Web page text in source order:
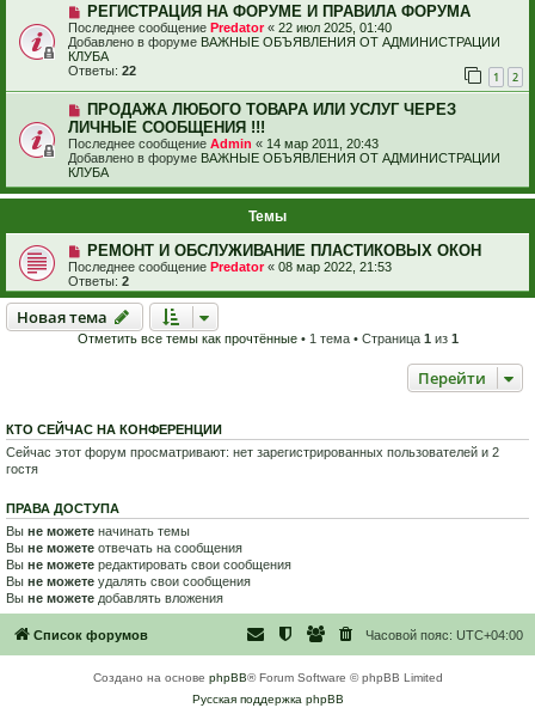
РЕГИСТРАЦИЯ НА ФОРУМЕ И ПРАВИЛА ФОРУМА
Последнее сообщение Predator« 22 июл 2025, 01:40
Добавлено в форуме ВАЖНЫЕ ОБЪЯВЛЕНИЯ ОТ АДМИНИСТРАЦИИ
КЛУБА
Ответы: 22 1 2
ПРОДАЖА ЛЮБОГО ТОВАРА ИЛИ УСЛУГ ЧЕРЕЗ
ЛИЧНЫЕ СООБЩЕНИЯ !!!
Последнее сообщение Admin « 14 мар 2011, 20:43
Добавлено в форуме ВАЖНЫЕ ОБЪЯВЛЕНИЯ ОТ АДМИНИСТРАЦИИ
КЛУБА
Темы
РЕМОНТ И ОБСЛУЖИВАНИЕ ПЛАСТИКОВЫХ ОКОН
Последнее сообщение Predator« 08 мар 2022, 21:53
Ответы: 2
Новая тема
Новаятема
Отметить все темы как прочтённые• 1 тема • Страница 1 из 1
Перейти
КТО СЕЙЧАС НА КОНФЕРЕНЦИИ
Сейчас этот форум просматривают: нет зарегистрированных пользователей и 2
гостя
ПРАВА ДОСТУПА
Вы не можете начинать темы
Вы не можете отвечать на сообщения
Вы не можете редактировать свои сообщения
Вы не можете удалять свои сообщения
Вы не можете добавлять вложения
Список форумов Часовой пояс: UTC+04:00
Создано на основе phpBB® Forum Software © phpBB Limited
Русская поддержка phpBB